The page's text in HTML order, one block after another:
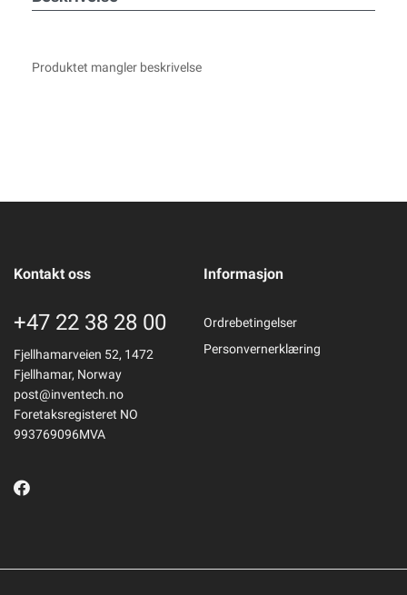
Produktet mangler beskrivelse
Kontakt oss
+47 22 38 28 00
Fjellhamarveien 52, 1472
Fjellhamar, Norway
post@inventech.no
Foretaksregisteret NO
993769096MVA
Informasjon
Ordrebetingelser
Personvernerklæring